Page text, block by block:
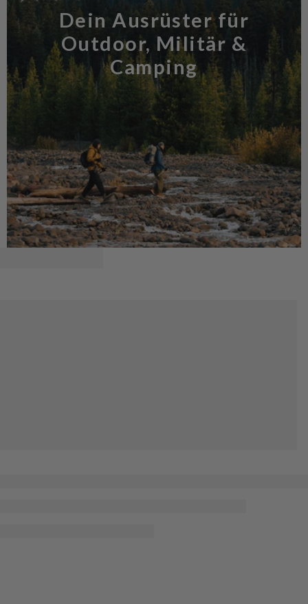
Dein Ausrüster für
Outdoor, Militär &
Camping